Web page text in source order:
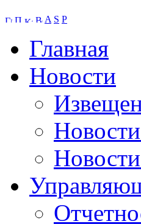
A S P
Главная
Новости